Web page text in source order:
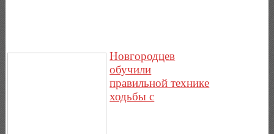
Новгородцев
обучили
правильной технике
ходьбы с